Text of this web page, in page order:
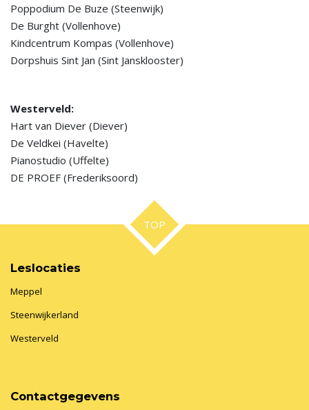
Poppodium De Buze (Steenwijk)
De Burght (Vollenhove)
Kindcentrum Kompas (Vollenhove)
Dorpshuis Sint Jan (Sint Jansklooster)
Westerveld:
Hart van Diever (Diever)
De Veldkei (Havelte)
Pianostudio (Uffelte)
DE PROEF (Frederiksoord)
TOP
Leslocaties
Meppel
Steenwijkerland
Westerveld
Contactgegevens